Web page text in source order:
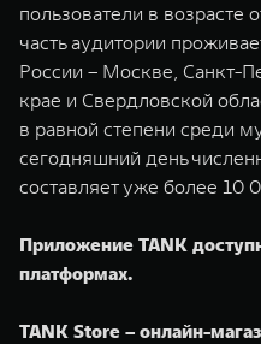
пользователи в возрасте
часть аудитории
России – Москве, Санкт-
крае и Свердловской
в равной степени среди
сегодняшний день
составляет уже более 10
Приложение TANK
платформах.
TANK Store – онлайн-